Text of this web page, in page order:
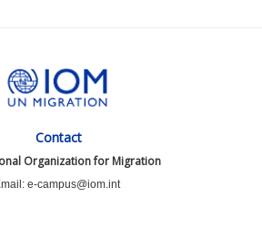
Contact
International Organization for Migration
Email: e-campus@iom.int